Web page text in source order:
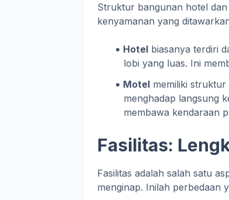
Struktur bangunan hotel
kenyamanan yang
Hotel biasanya terdiri
lobi yang luas. Ini
Motel memiliki struktur
menghadap langsung
membawa kendaraan
Fasilitas:
Fasilitas adalah salah satu
menginap. Inilah perbedaan